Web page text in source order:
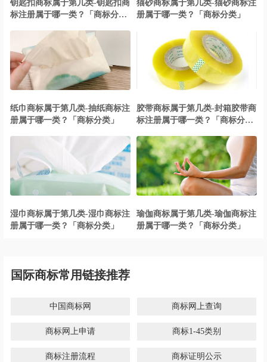
钥匙扣商标属于第几类-钥匙扣商
标注册属于哪一类？「商标分
猫砂商标属于第几类-猫砂商标注
册属于哪一类？「商标分类」
纸巾商标属于第几类-抽纸商标注
册属于哪一类？「商标分类」
胶带商标属于第几类-封箱胶带商
标注册属于哪一类？「商标分
湿巾商标属于第几类-湿巾商标注
册属于哪一类？「商标分类」
瑜伽商标属于第几类-瑜伽商标注
册属于哪一类？「商标分类」
国际商标常用链接推荐
中国商标网 商标网上查询
商标网上申请 商标1-45类别
商标注册流程 商标证明公示